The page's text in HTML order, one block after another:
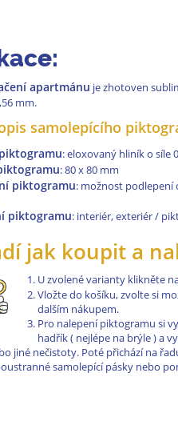
apartmánu je zhotoven
mm.
samolepícího
: eloxovaný hliník o síle
: 80 x 80 mm
piktogramu: možnost
piktogramu: interiér, exteriér /
jak koupit a
U zvolené varianty klikněte
Vložte do košíku, zvolte si
dalším nákupem.
Pro nalepení piktogramu si
hadřík ( nejlépe na brýle ) a
jiné nečistoty. Poté přichází na
samolepící pásky nebo